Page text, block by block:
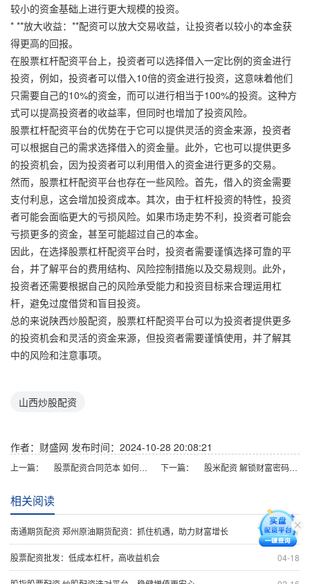
较小的资金基础上进行更大规模的投资。
* **放大收益：**配资可以放大交易收益，让投资者以较小的本金获
得更高的回报。
在股票杠杆配资平台上，投资者可以选择借入一定比例的资金进行
投资，例如，投资者可以借入10倍的资金进行投资，这意味着他们
只需要自己的10%的资金，而可以进行相当于100%的投资。这种方
式可以提高投资者的收益率，但同时也增加了投资风险。
股票杠杆配资平台的优势在于它可以提供灵活的资金来源，投资者
可以根据自己的需求选择借入的资金量。此外，它也可以提供更多
的投资机会，因为投资者可以利用借入的资金进行更多的交易。
然而，股票杠杆配资平台也存在一些风险。首先，借入的资金需要
支付利息，这会增加投资成本。其次，由于杠杆投资的特性，投资
者可能会面临更大的亏损风险。如果市场走势不利，投资者可能会
亏损更多的资金，甚至可能超过自己的本金。
因此，在选择股票杠杆配资平台时，投资者需要谨慎选择可靠的平
台，并了解平台的费用结构、风险控制措施以及交易规则。此外，
投资者还需要根据自己的风险承受能力和投资目标来合理运用杠
杆，避免过度借贷和盲目投资。
总的来说陕西炒股配资，股票杠杆配资平台可以为投资者提供更多
的投资机会和灵活的资金来源，但投资者需要谨慎使用，并了解其
中的风险和注意事项。
山西炒股配资
作者：财盛网 发布时间：2024-10-28 20:08:21
上一篇： 股票配资合同范本 如何选择一家优质的股票配资平台 下一篇： 股米配资 解锁财富密码：股票配资，助你轻松翻倍！
相关阅读
01-27
南通期货配资 郑州原油期货配资：抓住机遇，助力财富增长
04-18
股票配资批发：低成本杠杆，高收益机会